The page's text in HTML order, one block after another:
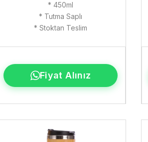
* 450ml
* Tutma Saplı
* Stoktan Teslim
Fiyat Alınız